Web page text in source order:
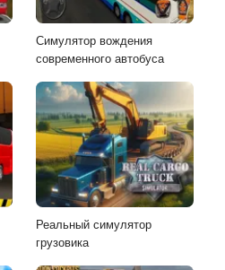
Симулятор вождения
современного автобуса
Реальный симулятор
грузовика